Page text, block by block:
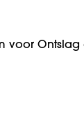
voor